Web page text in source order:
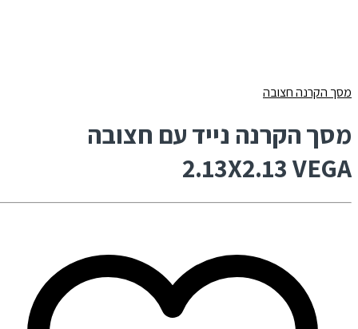
מסך הקרנה חצובה
מסך הקרנה נייד עם חצובה
2.13X2.13 VEGA